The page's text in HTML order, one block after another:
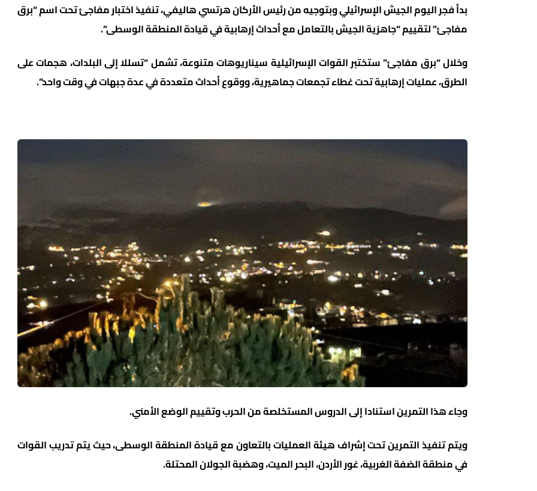
بدأ فجر اليوم الجيش الإسرائيلي وبتوجيه من رئيس الأركان هرتسي هاليفي، تنفيذ اختبار مفاجئ تحت اسم “برق
مفاجئ” لتقييم “جاهزية الجيش بالتعامل مع أحداث إرهابية في قيادة المنطقة الوسطى”.
وخلال “برق مفاجئ” ستختبر القوات الإسرائيلية سيناريوهات متنوعة، تشمل “تسللا إلى البلدات، هجمات على
الطرق، عمليات إرهابية تحت غطاء تجمعات جماهيرية، ووقوع أحداث متعددة في عدة جبهات في وقت واحد”.
وجاء هذا التمرين استنادا إلى الدروس المستخلصة من الحرب وتقييم الوضع الأمني.
ويتم تنفيذ التمرين تحت إشراف هيئة العمليات بالتعاون مع قيادة المنطقة الوسطى، حيث يتم تدريب القوات
في منطقة الضفة الغربية، غور الأردن، البحر الميت، وهضبة الجولان المحتلة.